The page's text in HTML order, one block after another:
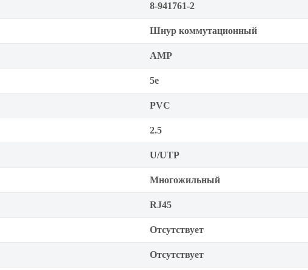
8-941761-2
Шнур коммутационный
AMP
5е
PVC
2.5
U/UTP
Многожильный
RJ45
Отсутствует
Отсутствует